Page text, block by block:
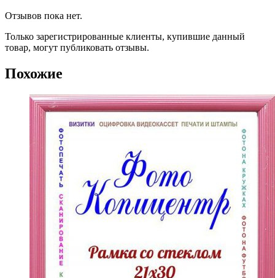
Отзывов пока нет.
Только зарегистрированные клиенты, купившие данный
товар, могут публиковать отзывы.
Похожие